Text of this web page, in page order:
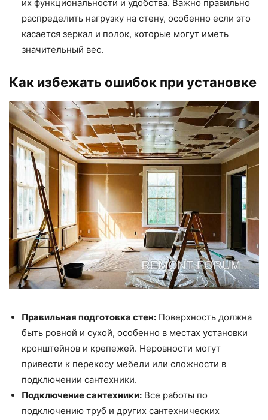
их функциональности и удобства. Важно правильно
распределить нагрузку на стену, особенно если это
касается зеркал и полок, которые могут иметь
значительный вес.
Как избежать ошибок при установке
Правильная подготовка стен: Поверхность должна
быть ровной и сухой, особенно в местах установки
кронштейнов и крепежей. Неровности могут
привести к перекосу мебели или сложности в
подключении сантехники.
Подключение сантехники: Все работы по
подключению труб и других сантехнических